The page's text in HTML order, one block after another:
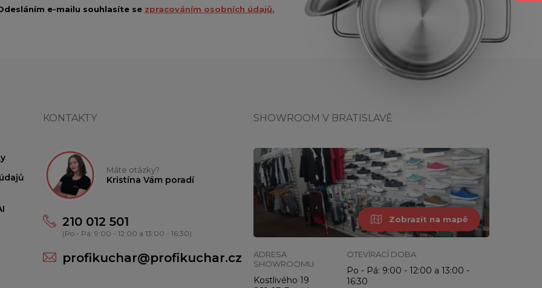
e-mailu souhlasíte se zpracováním osobních údajů.
KONTAKTY
Máte otázky?
Kristína Vám poradí
210 012 501
(Po - Pá: 9:00 - 12:00 a 13:00 - 16:30)
profikuchar@profikuchar.cz
SHOWROOM V BRATISLAVĚ
Zobrazit na mapě
ADRESA
SHOWROOMU
Kostlivého 19
OTEVÍRACÍ DOBA
Po - Pá: 9:00 - 12:00 a 13:00 -
16:30